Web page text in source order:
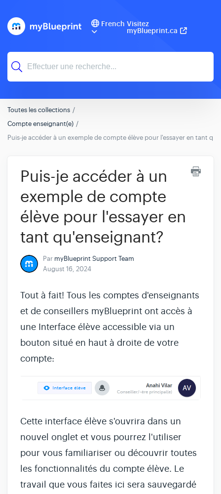
French Visitez
myBlueprint.ca
Toutes les collections
Compte enseignant(e)
Puis-je accéder à un exemple de compte élève pour l'essayer en tant
Puis-je accéder à un
exemple de compte
élève pour l'essayer en
tant qu'enseignant?
Par myBlueprint Support Team
August 16, 2024
Tout à fait! Tous les comptes d'enseignants
et de conseillers myBlueprint ont accès à
une Interface élève accessible via un
bouton situé en haut à droite de votre
compte:
Cette interface élève s'ouvrira dans un
nouvel onglet et vous pourrez l'utiliser
pour vous familiariser ou découvrir toutes
les fonctionnalités du compte élève. Le
travail que vous faites ici sera sauvegardé